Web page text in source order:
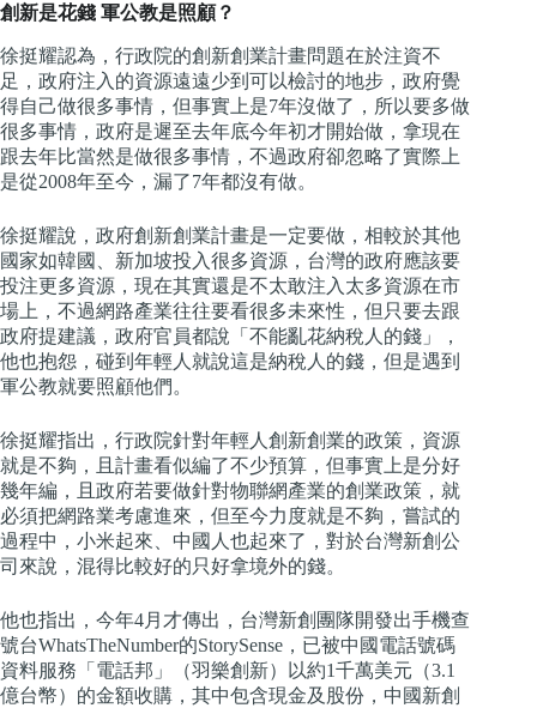
創新是花錢 軍公教是照顧？
徐挺耀認為，行政院的創新創業計畫問題在於注資不
足，政府注入的資源遠遠少到可以檢討的地步，政府覺
得自己做很多事情，但事實上是7年沒做了，所以要多做
很多事情，政府是遲至去年底今年初才開始做，拿現在
跟去年比當然是做很多事情，不過政府卻忽略了實際上
是從2008年至今，漏了7年都沒有做。
徐挺耀說，政府創新創業計畫是一定要做，相較於其他
國家如韓國、新加坡投入很多資源，台灣的政府應該要
投注更多資源，現在其實還是不太敢注入太多資源在市
場上，不過網路產業往往要看很多未來性，但只要去跟
政府提建議，政府官員都說「不能亂花納稅人的錢」，
他也抱怨，碰到年輕人就說這是納稅人的錢，但是遇到
軍公教就要照顧他們。
徐挺耀指出，行政院針對年輕人創新創業的政策，資源
就是不夠，且計畫看似編了不少預算，但事實上是分好
幾年編，且政府若要做針對物聯網產業的創業政策，就
必須把網路業考慮進來，但至今力度就是不夠，嘗試的
過程中，小米起來、中國人也起來了，對於台灣新創公
司來說，混得比較好的只好拿境外的錢。
他也指出，今年4月才傳出，台灣新創團隊開發出手機查
號台WhatsTheNumber的StorySense，已被中國電話號碼
資料服務「電話邦」（羽樂創新）以約1千萬美元（3.1
億台幣）的金額收購，其中包含現金及股份，中國新創